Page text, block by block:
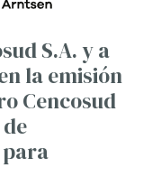
S.A. y a
la emisión
Cencosud